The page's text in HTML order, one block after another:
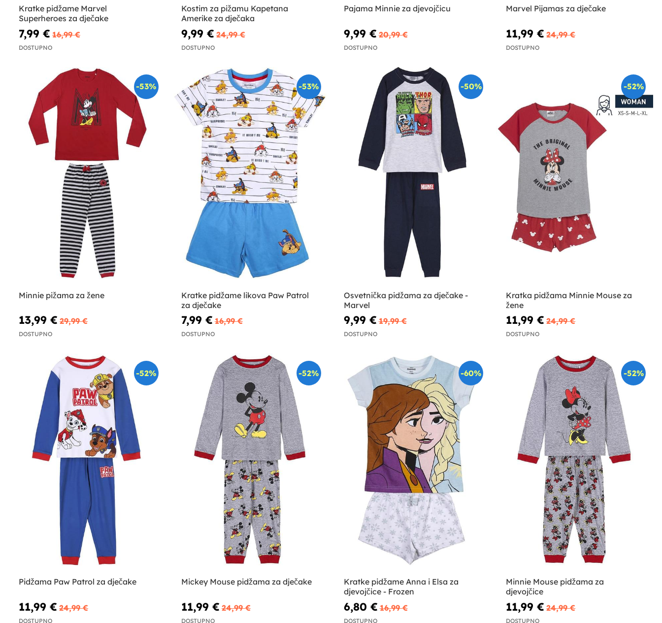
Kratke pidžame Marvel
Superheroes za dječake
7,99 € 16,99 €
DOSTUPNO
Kostim za pižamu Kapetana
Amerike za dječaka
9,99 € 24,99 €
DOSTUPNO
Pajama Minnie za djevojčicu
9,99 € 20,99 €
DOSTUPNO
Marvel Pijamas za dječake
11,99 € 24,99 €
DOSTUPNO
-53%
Minnie pižama za žene
13,99 € 29,99 €
DOSTUPNO
-53%
Kratke pidžame likova Paw Patrol
za dječake
7,99 € 16,99 €
DOSTUPNO
-50%
Osvetnička pidžama za dječake -
Marvel
9,99 € 19,99 €
DOSTUPNO
-52%
Kratka pidžama Minnie Mouse za
žene
11,99 € 24,99 €
DOSTUPNO
-52%
Pidžama Paw Patrol za dječake
11,99 € 24,99 €
DOSTUPNO
-52%
Mickey Mouse pidžama za dječake
11,99 € 24,99 €
DOSTUPNO
-60%
Kratke pidžame Anna i Elsa za
djevojčice - Frozen
6,80 € 16,99 €
DOSTUPNO
-52%
Minnie Mouse pidžama za
djevojčice
11,99 € 24,99 €
DOSTUPNO